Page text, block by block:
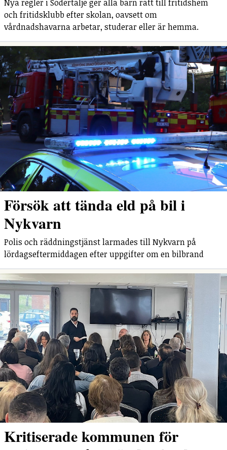
Nya regler i Södertälje ger alla barn rätt till fritidshem
och fritidsklubb efter skolan, oavsett om
vårdnadshavarna arbetar, studerar eller är hemma.
Försök att tända eld på bil i
Nykvarn
Polis och räddningstjänst larmades till Nykvarn på
lördagseftermiddagen efter uppgifter om en bilbrand
Kritiserade kommunen för